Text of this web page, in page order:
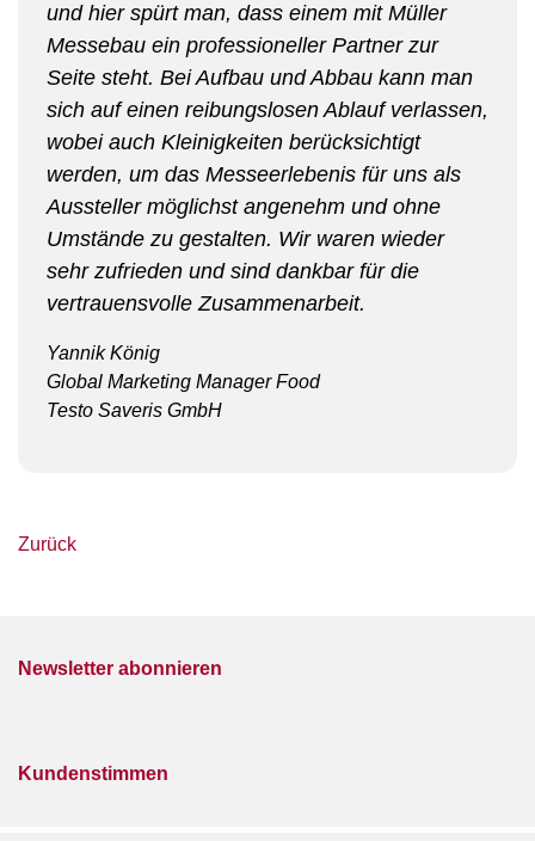
und hier spürt man, dass einem mit Müller
Messebau ein professioneller Partner zur
Seite steht. Bei Aufbau und Abbau kann man
sich auf einen reibungslosen Ablauf verlassen,
wobei auch Kleinigkeiten berücksichtigt
werden, um das Messeerlebenis für uns als
Aussteller möglichst angenehm und ohne
Umstände zu gestalten. Wir waren wieder
sehr zufrieden und sind dankbar für die
vertrauensvolle Zusammenarbeit.
Yannik König
Global Marketing Manager Food
Testo Saveris GmbH
Zurück
Newsletter abonnieren
Kundenstimmen